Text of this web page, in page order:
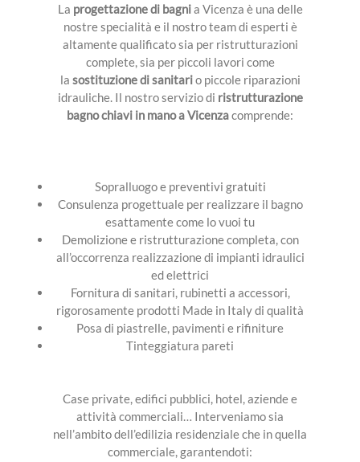
La progettazione di bagnia Vicenza è una delle
nostre specialità e il nostro team di esperti è
altamente qualificato sia per ristrutturazioni
complete, sia per piccoli lavori come
la sostituzione di sanitario piccole riparazioni
idrauliche. Il nostro servizio di ristrutturazione
bagno chiavi in mano a Vicenzacomprende:
Sopralluogo e preventivi gratuiti
Consulenza progettuale per realizzare il bagno
esattamente come lo vuoi tu
Demolizione e ristrutturazione completa, con
all’occorrenza realizzazione di impianti idraulici
ed elettrici
Fornitura di sanitari, rubinetti a accessori,
rigorosamente prodotti Made in Italy di qualità
Posa di piastrelle, pavimenti e rifiniture
Tinteggiatura pareti
Case private, edifici pubblici, hotel, aziende e
attività commerciali… Interveniamo sia
nell’ambito dell’edilizia residenziale che in quella
commerciale, garantendoti: